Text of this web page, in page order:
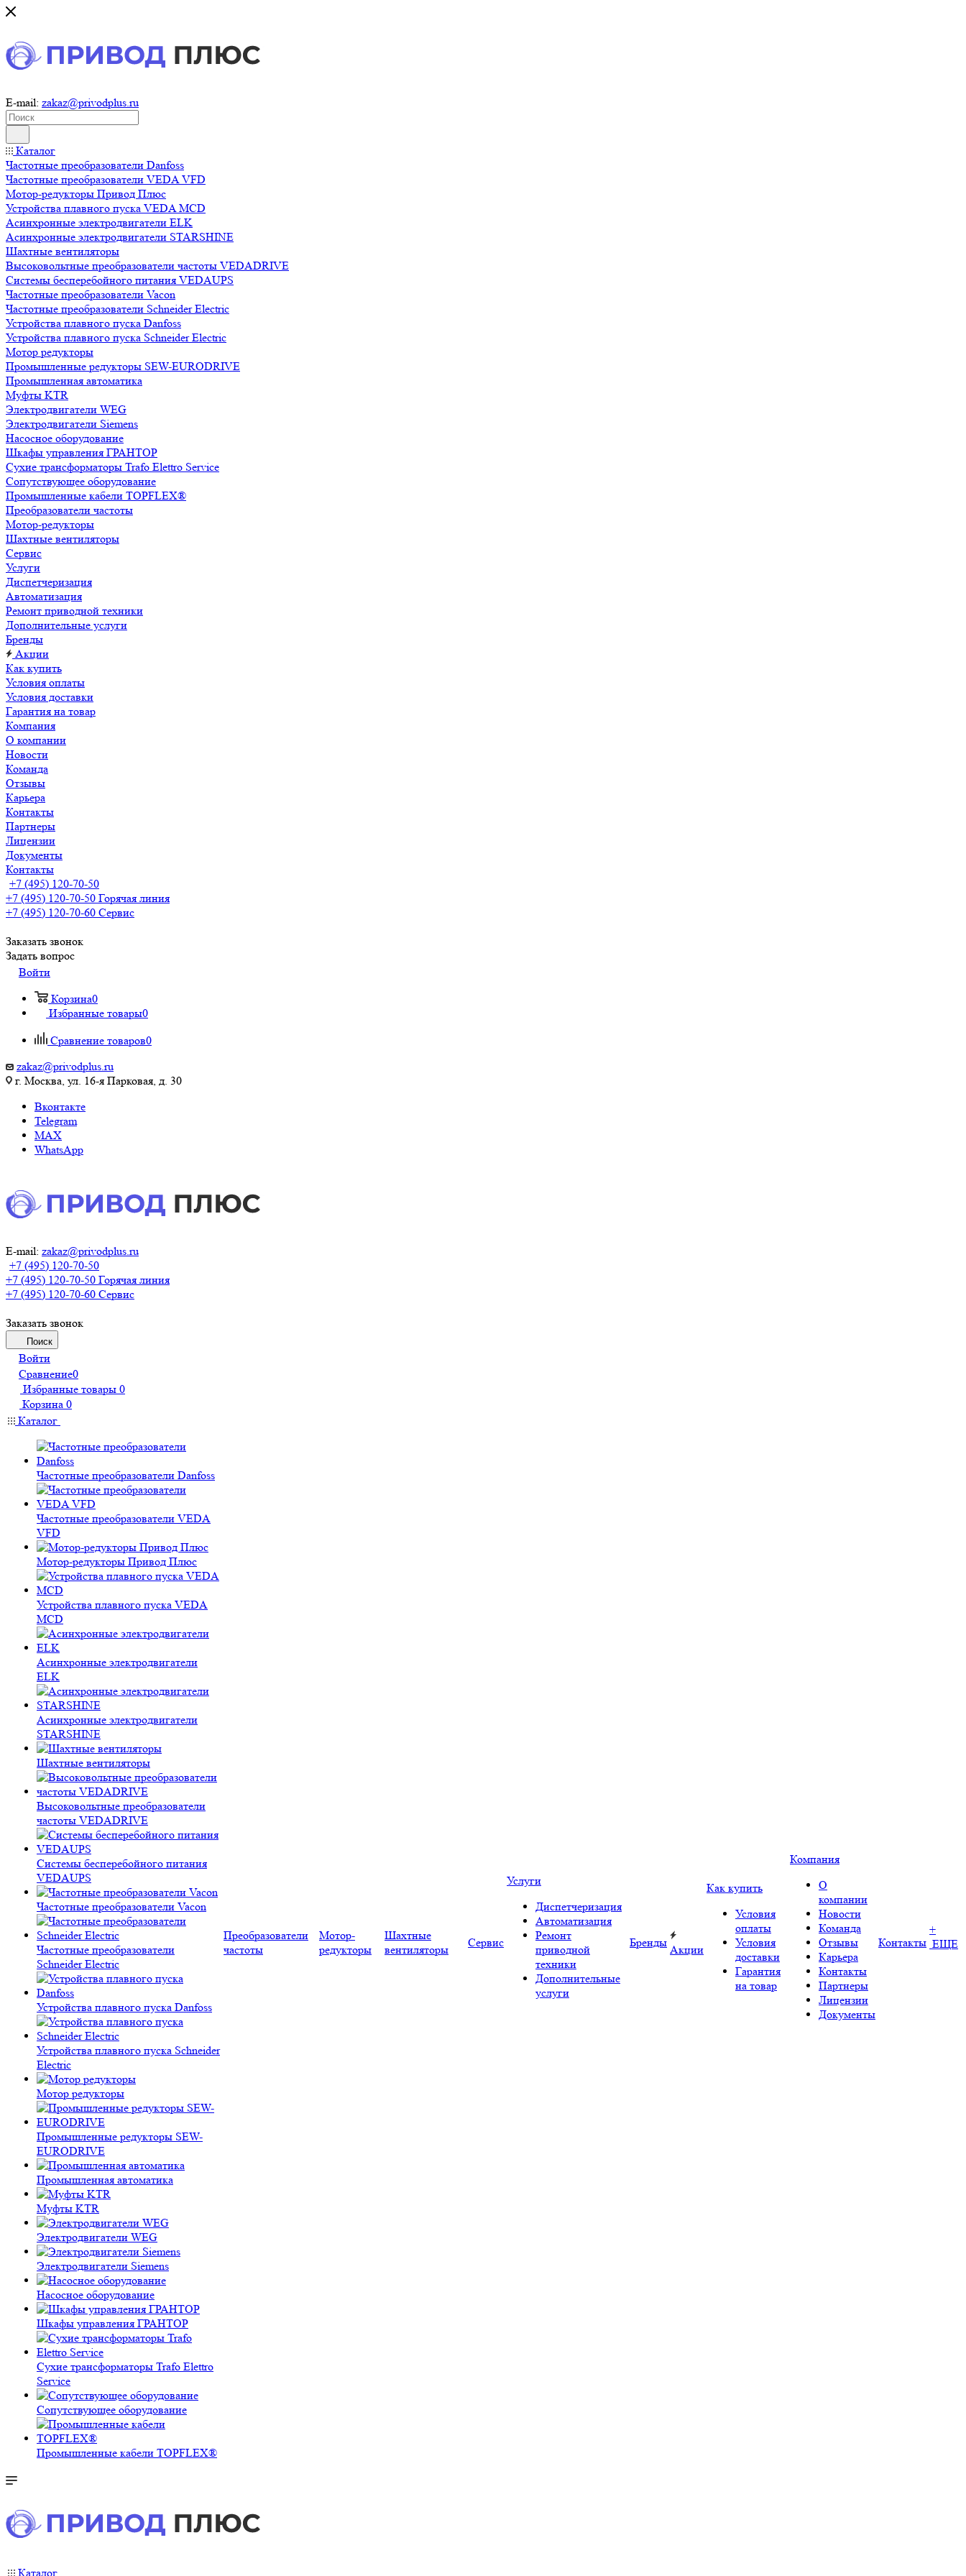
E-mail: zakaz@privodplus.ru
Каталог
Частотные преобразователи Danfoss
Частотные преобразователи VEDA VFD
Мотор-редукторы Привод Плюс
Устройства плавного пуска VEDA MCD
Асинхронные электродвигатели ELK
Асинхронные электродвигатели STARSHINE
Шахтные вентиляторы
Высоковольтные преобразователи частоты VEDADRIVE
Системы бесперебойного питания VEDAUPS
Частотные преобразователи Vacon
Частотные преобразователи Schneider Electric
Устройства плавного пуска Danfoss
Устройства плавного пуска Schneider Electric
Мотор редукторы
Промышленные редукторы SEW-EURODRIVE
Промышленная автоматика
Муфты KTR
Электродвигатели WEG
Электродвигатели Siemens
Насосное оборудование
Шкафы управления ГРАНТОР
Сухие трансформаторы Trafo Elettro Service
Сопутствующее оборудование
Промышленные кабели TOPFLEX®
Преобразователи частоты
Мотор-редукторы
Шахтные вентиляторы
Сервис
Услуги
Диспетчеризация
Автоматизация
Ремонт приводной техники
Дополнительные услуги
Бренды
Акции
Как купить
Условия оплаты
Условия доставки
Гарантия на товар
Компания
О компании
Новости
Команда
Отзывы
Карьера
Контакты
Партнеры
Лицензии
Документы
Контакты
+7 (495) 120-70-50
+7 (495) 120-70-50 Горячая линия
+7 (495) 120-70-60 Сервис
Заказать звонок
Задать вопрос
Войти
Корзина0
Избранные товары0
Сравнение товаров0
zakaz@privodplus.ru
г. Москва, ул. 16-я Парковая, д. 30
Вконтакте
Telegram
MAX
WhatsApp
E-mail: zakaz@privodplus.ru
+7 (495) 120-70-50
+7 (495) 120-70-50 Горячая линия
+7 (495) 120-70-60 Сервис
Заказать звонок
Поиск
Войти
Сравнение0
Избранные товары 0
Корзина 0
Каталог
Частотные преобразователи Danfoss
Частотные преобразователи VEDA
VFD
Мотор-редукторы Привод Плюс
Устройства плавного пуска VEDA
MCD
Асинхронные электродвигатели
ELK
Асинхронные электродвигатели
STARSHINE
Шахтные вентиляторы
Высоковольтные преобразователи
частоты VEDADRIVE
Системы бесперебойного питания
VEDAUPS
Частотные преобразователи Vacon
Частотные преобразователи
Schneider Electric
Устройства плавного пуска Danfoss
Устройства плавного пуска Schneider
Electric
Мотор редукторы
Промышленные редукторы SEW-
EURODRIVE
Промышленная автоматика
Муфты KTR
Электродвигатели WEG
Электродвигатели Siemens
Насосное оборудование
Шкафы управления ГРАНТОР
Сухие трансформаторы Trafo Elettro
Service
Сопутствующее оборудование
Промышленные кабели TOPFLEX®
Преобразователи
частоты
Мотор-
редукторы
Шахтные
вентиляторы
Сервис
Услуги
Диспетчеризация
Автоматизация
Ремонт
приводной
техники
Дополнительные
услуги
Бренды
Акции
Как купить
Условия
оплаты
Условия
доставки
Гарантия
на товар
Компания
О
компании
Новости
Команда
Отзывы
Карьера
Контакты
Партнеры
Лицензии
Документы
Контакты
+
ЕЩЕ
Каталог